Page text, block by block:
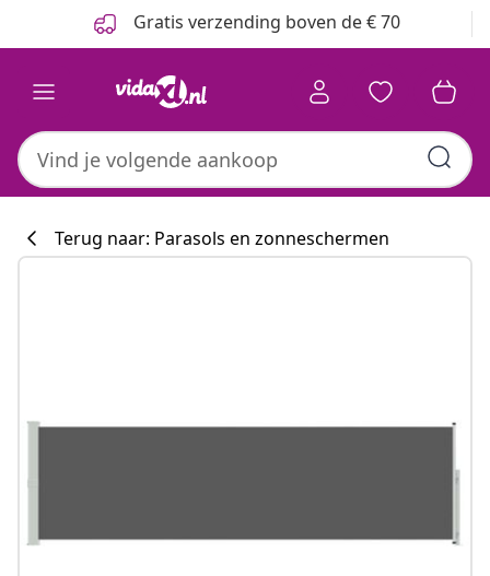
Gratis verzending boven de € 70
Terug naar: Parasols en zonneschermen